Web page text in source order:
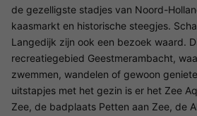
de gezelligste stadjes van Noord-
kaasmarkt en historische steegjes.
Langedijk zijn ook een bezoek waard.
recreatiegebied Geestmerambacht,
zwemmen, wandelen of gewoon
uitstapjes met het gezin is er het Zee
Zee, de badplaats Petten aan Zee, de